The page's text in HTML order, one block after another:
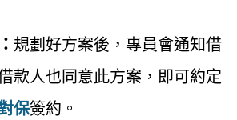
規劃好方案後，專員會通知借
款人也同意此方案，即可約定
保簽約。